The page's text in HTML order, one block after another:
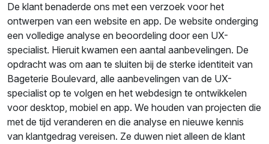
De klant benaderde ons met een verzoek voor het
ontwerpen van een website en app. De website onderging
een volledige analyse en beoordeling door een UX-
specialist. Hieruit kwamen een aantal aanbevelingen. De
opdracht was om aan te sluiten bij de sterke identiteit van
Bageterie Boulevard, alle aanbevelingen van de UX-
specialist op te volgen en het webdesign te ontwikkelen
voor desktop, mobiel en app. We houden van projecten die
met de tijd veranderen en die analyse en nieuwe kennis
van klantgedrag vereisen. Ze duwen niet alleen de klant